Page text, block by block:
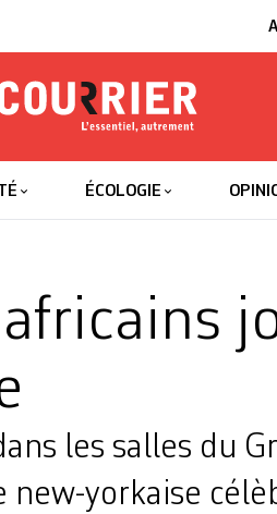
ÉCOLOGIE
les salles du
new-yorkaise